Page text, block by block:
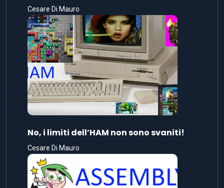
Cesare Di Mauro
No, i limiti dell’HAM non sono svaniti!
Cesare Di Mauro